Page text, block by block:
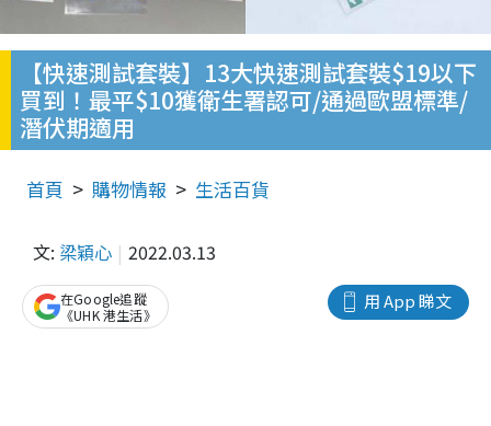
【快速測試套裝】13大快速測試套裝$19以下
買到！最平$10獲衛生署認可/通過歐盟標準/
潛伏期適用
首頁 購物情報 生活百貨
文: 梁穎心 2022.03.13
用 App 睇文
在Google追蹤
《UHK 港生活》